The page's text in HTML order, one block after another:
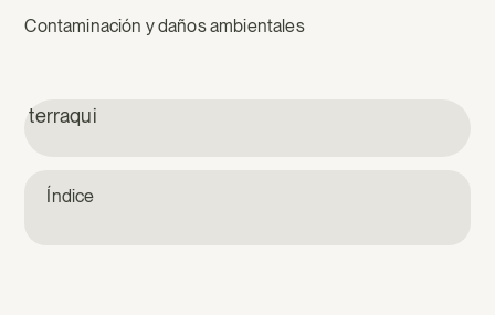
Contaminación y daños ambientales
terraqui
Índice